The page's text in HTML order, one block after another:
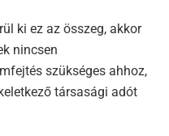
ki ez az összeg, akkor
nincsen
szükséges ahhoz,
társasági adót